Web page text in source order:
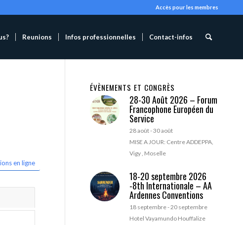
Accès pour les membres
Reunions Infos professionnelles Contact-infos
en ligne
ÉVÈNEMENTS ET CONGRÈS
28-30 Août 2026 – Forum
Francophone Européen du
Service
28 août-30 août
MISE A JOUR: Centre ADDEPPA,
Vigy , Moselle
18-20 septembre 2026
-8th Internationale – AA
Ardennes Conventions
18 septembre-20 septembre
Hotel Vayamundo Houffalize